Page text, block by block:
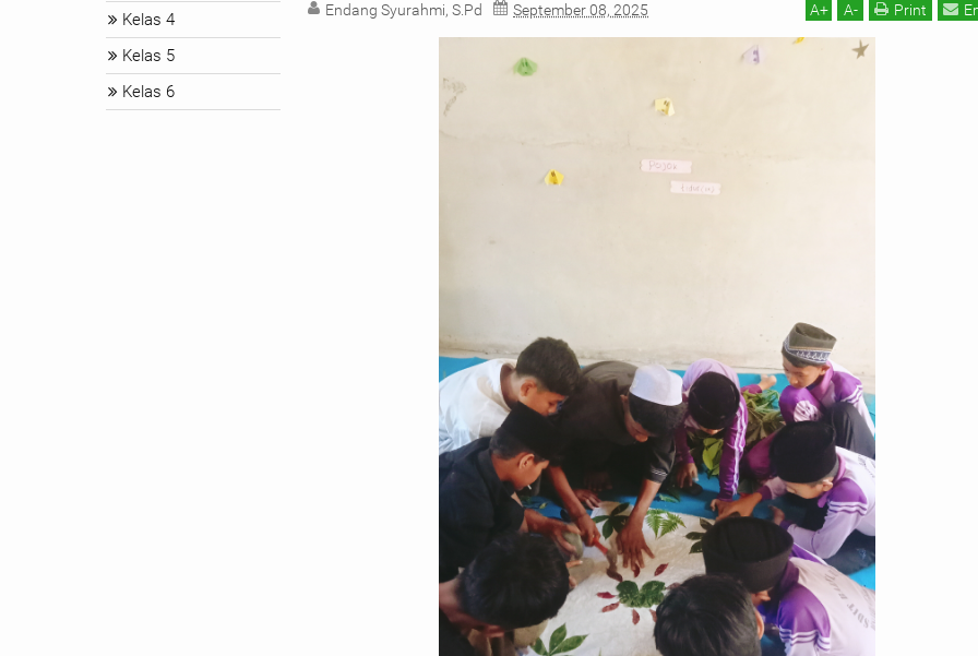
Endang Syurahmi, S.Pd September 08, 2025 A+ A- Print
Kelas 4
Kelas 5
Kelas 6